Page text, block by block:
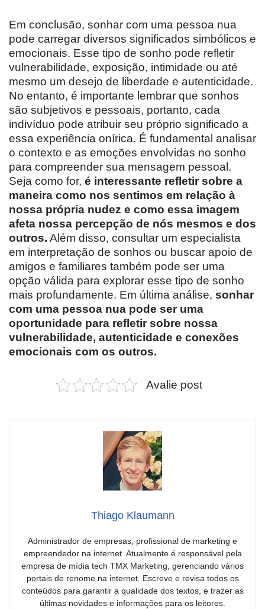
Em conclusão, sonhar com uma pessoa nua
pode carregar diversos significados simbólicos e
emocionais. Esse tipo de sonho pode refletir
vulnerabilidade, exposição, intimidade ou até
mesmo um desejo de liberdade e autenticidade.
No entanto, é importante lembrar que sonhos
são subjetivos e pessoais, portanto, cada
indivíduo pode atribuir seu próprio significado a
essa experiência onírica. É fundamental analisar
o contexto e as emoções envolvidas no sonho
para compreender sua mensagem pessoal.
Seja como for, é interessante refletir sobre a
maneira como nos sentimos em relação à
nossa própria nudez e como essa imagem
afeta nossa percepção de nós mesmos e dos
outros. Além disso, consultar um especialista
em interpretação de sonhos ou buscar apoio de
amigos e familiares também pode ser uma
opção válida para explorar esse tipo de sonho
mais profundamente. Em última análise, sonhar
com uma pessoa nua pode ser uma
oportunidade para refletir sobre nossa
vulnerabilidade, autenticidade e conexões
emocionais com os outros.
Avalie post
Thiago Klaumann
Administrador de empresas, profissional de marketing e
empreendedor na internet. Atualmente é responsável pela
empresa de mídia tech TMX Marketing, gerenciando vários
portais de renome na internet. Escreve e revisa todos os
conteúdos para garantir a qualidade dos textos, e trazer as
últimas novidades e informações para os leitores.